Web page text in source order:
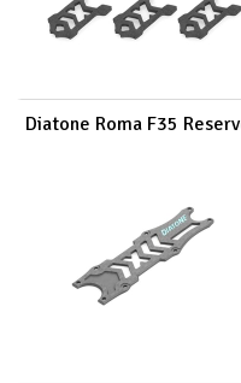
Diatone Roma F35